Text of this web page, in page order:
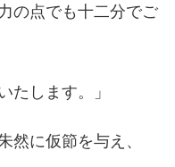
の点でも十二分でご
たします。」
然に仮節を与え、